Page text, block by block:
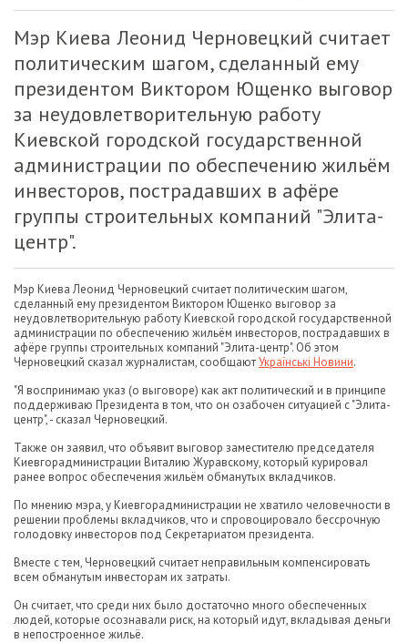
Мэр Киева Леонид Черновецкий считает
политическим шагом, сделанный ему
президентом Виктором Ющенко выговор
за неудовлетворительную работу
Киевской городской государственной
администрации по обеспечению жильём
инвесторов, пострадавших в афёре
группы строительных компаний "Элита-
центр".
Мэр Киева Леонид Черновецкий считает политическим шагом,
сделанный ему президентом Виктором Ющенко выговор за
неудовлетворительную работу Киевской городской государственной
администрации по обеспечению жильём инвесторов, пострадавших в
афёре группы строительных компаний "Элита-центр". Об этом
Черновецкий сказал журналистам, сообщаютУкраїнські Новини.
"Я воспринимаю указ (о выговоре) как акт политический и в принципе
поддерживаю Президента в том, что он озабочен ситуацией с "Элита-
центр", - сказал Черновецкий.
Также он заявил, что объявит выговор заместителю председателя
Киевгорадминистрации Виталию Журавскому, который курировал
ранее вопрос обеспечения жильём обманутых вкладчиков.
По мнению мэра, у Киевгорадминистрации не хватило человечности в
решении проблемы вкладчиков, что и спровоцировало бессрочную
голодовку инвесторов под Секретариатом президента.
Вместе с тем, Черновецкий считает неправильным компенсировать
всем обманутым инвесторам их затраты.
Он считает, что среди них было достаточно много обеспеченных
людей, которые осознавали риск, на который идут, вкладывая деньги
в непостроенное жильё.